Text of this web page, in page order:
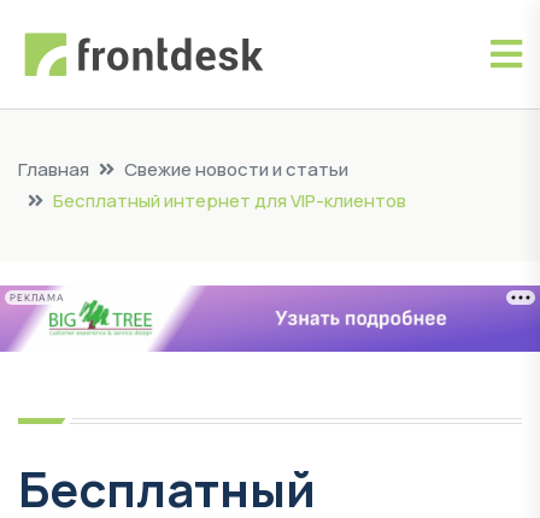
Главная
Свежие новости и статьи
Бесплатный интернет для VIP-клиентов
РЕКЛАМА
Бесплатный